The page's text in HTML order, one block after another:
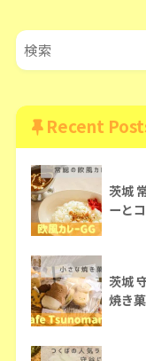
Recent
茨城
ーと
茨城
焼き